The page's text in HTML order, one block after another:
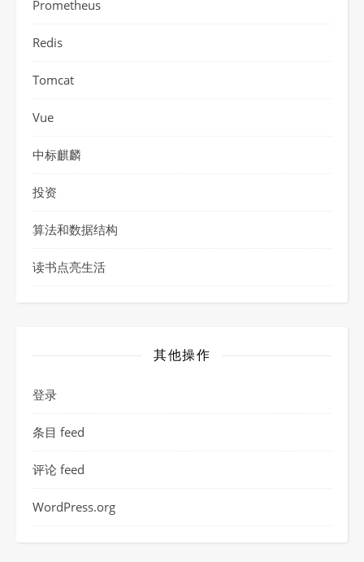
Prometheus
Redis
Tomcat
Vue
中标麒麟
投资
算法和数据结构
读书点亮生活
其他操作
登录
条目 feed
评论 feed
WordPress.org